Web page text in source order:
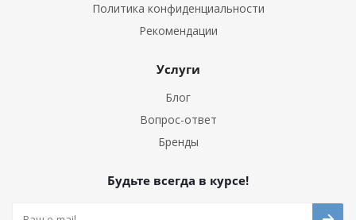
Политика конфиденциальности
Рекомендации
Услуги
Блог
Вопрос-ответ
Бренды
Будьте всегда в курсе!